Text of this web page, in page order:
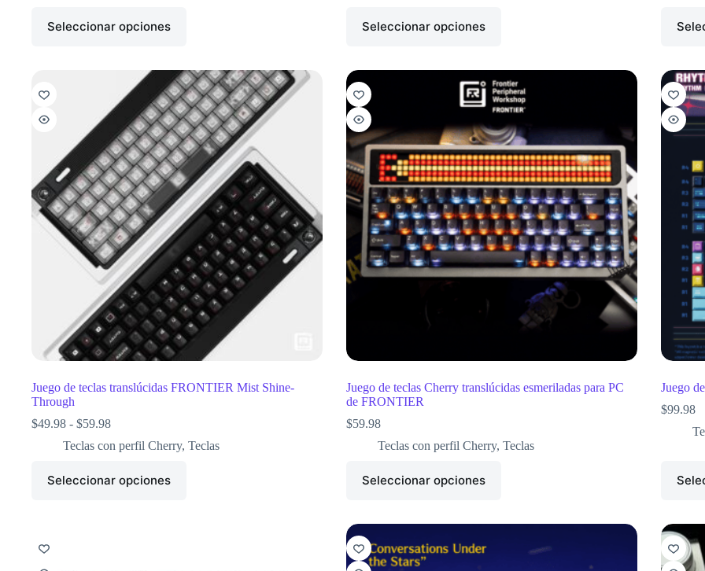
Seleccionar opciones Seleccionar opciones
Juego de teclas translúcidas FRONTIER Mist Shine-
Through
$49.98 - $59.98
Teclas con perfil Cherry, Teclas
Seleccionar opciones
Juego de teclas Cherry translúcidas esmeriladas para PC
de FRONTIER
$59.98
Teclas con perfil Cherry, Teclas
Seleccionar opciones
Juego
$99.98